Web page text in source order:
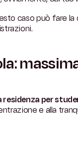
caso può fare
residenza per
e alla